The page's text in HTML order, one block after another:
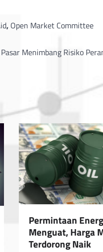
, Open Market Committee
Menimbang Risiko
Permintaan
Menguat, Harga
Terdorong Naik